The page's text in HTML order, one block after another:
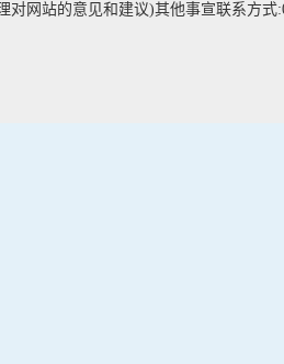
对网站的意见和建议)其他事宣联系方式